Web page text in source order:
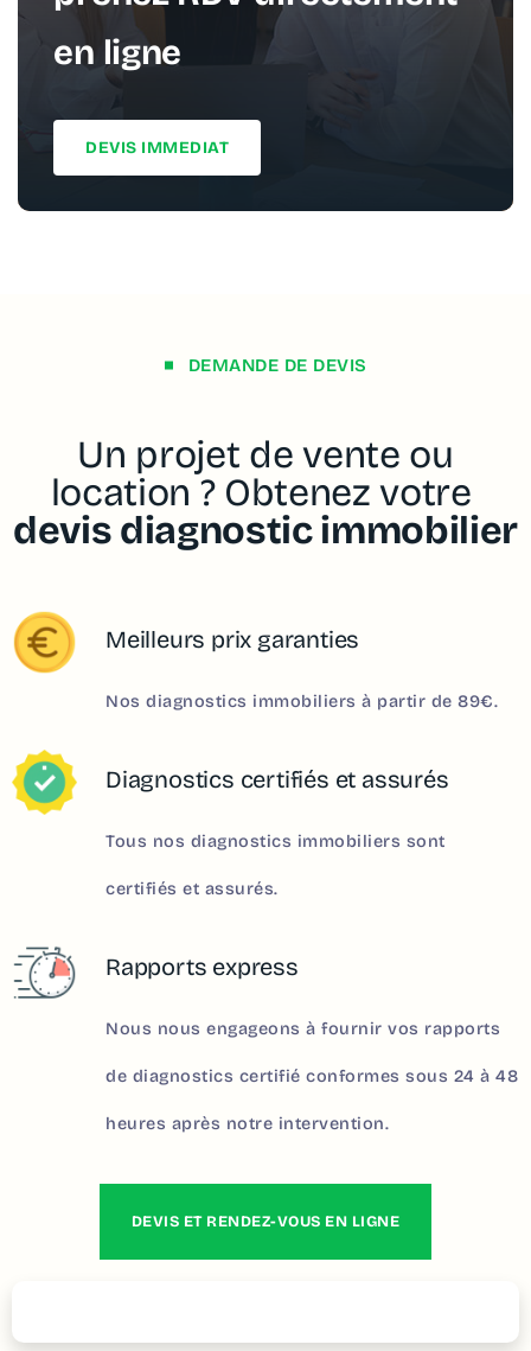
en ligne
DEVIS IMMEDIAT
DEMANDE DE DEVIS
Un projet de vente ou
location ? Obtenez votre
devis diagnostic immobilier
Meilleurs prix garanties
Nos diagnostics immobiliers à partir de 89€.
Diagnostics certifiés et assurés
Tous nos diagnostics immobiliers sont
certifiés et assurés.
Rapports express
Nous nous engageons à fournir vos rapports
de diagnostics certifié conformes sous 24 à 48
heures après notre intervention.
DEVIS ET RENDEZ-VOUS EN LIGNE